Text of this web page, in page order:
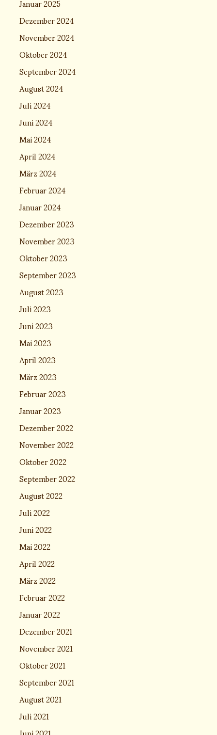
Dezember 2024
November 2024
Oktober 2024
September 2024
August 2024
Juli 2024
Juni 2024
Mai 2024
April 2024
März 2024
Februar 2024
Januar 2024
Dezember 2023
November 2023
Oktober 2023
September 2023
August 2023
Juli 2023
Juni 2023
Mai 2023
April 2023
März 2023
Februar 2023
Januar 2023
Dezember 2022
November 2022
Oktober 2022
September 2022
August 2022
Juli 2022
Juni 2022
Mai 2022
April 2022
März 2022
Februar 2022
Januar 2022
Dezember 2021
November 2021
Oktober 2021
September 2021
August 2021
Juli 2021